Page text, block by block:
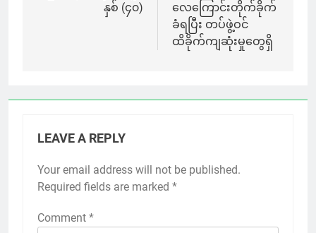
နှစ် (၄၀)
လေကြောင်းတိုက်ခိုက်
ခံရပြီး တပ်ဖွဲ့ဝင်
ထိခိုက်ကျဆုံးမှုတွေရှိ
LEAVE A REPLY
Your email address will not be published.
Required fields are marked *
Comment *